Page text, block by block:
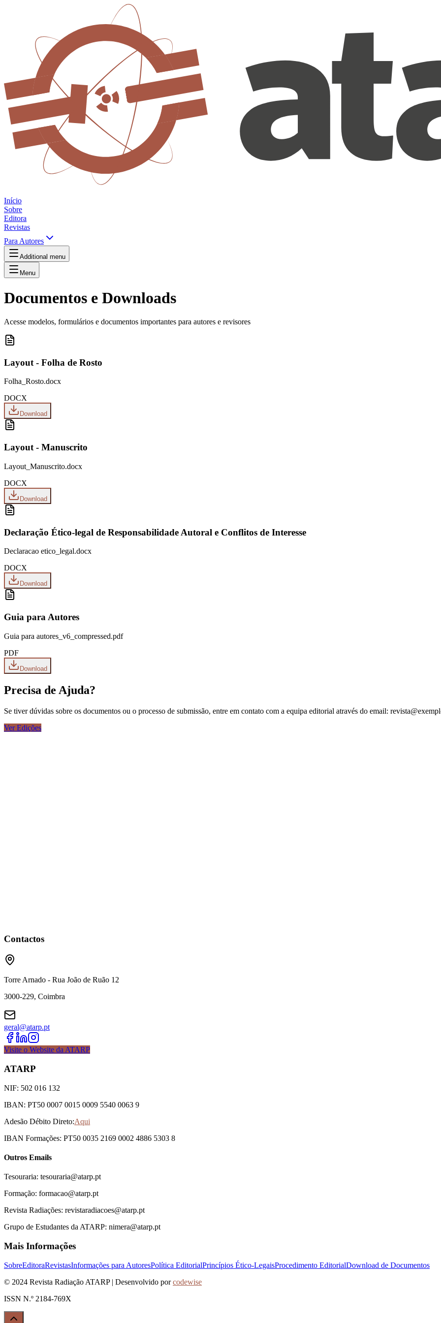
Início
Sobre
Editora
Revistas
Para Autores
Additional menu
Menu
Documentos e Downloads
Acesse modelos, formulários e documentos importantes para autores e revisores
Layout - Folha de Rosto
Folha_Rosto.docx
DOCX
Download
Layout - Manuscrito
Layout_Manuscrito.docx
DOCX
Download
Declaração Ético-legal de Responsabilidade Autoral e Conflitos de Interesse
Declaracao etico_legal.docx
DOCX
Download
Guia para Autores
Guia para autores_v6_compressed.pdf
PDF
Download
Precisa de Ajuda?
Se tiver dúvidas sobre os documentos ou o processo de submissão, entre em contato com a equipa editorial através do email:
Ver Edições
Contactos
Torre Arnado - Rua João de Ruão 12
3000-229, Coimbra
geral@atarp.pt
Visite o Website da ATARP
ATARP
NIF: 502 016 132
IBAN: PT50 0007 0015 0009 5540 0063 9
Adesão Débito Direto:Aqui
IBAN Formações: PT50 0035 2169 0002 4886 5303 8
Outros Emails
Tesouraria: tesouraria@atarp.pt
Formação: formacao@atarp.pt
Revista Radiações: revistaradiacoes@atarp.pt
Grupo de Estudantes da ATARP: nimera@atarp.pt
Mais Informações
SobreEditoraRevistasInformações para AutoresPolítica EditorialPrincípios Ético-LegaisProcedimento EditorialDownload de Documentos
© 2024 Revista Radiação ATARP | Desenvolvido por codewise
ISSN N.º 2184-769X